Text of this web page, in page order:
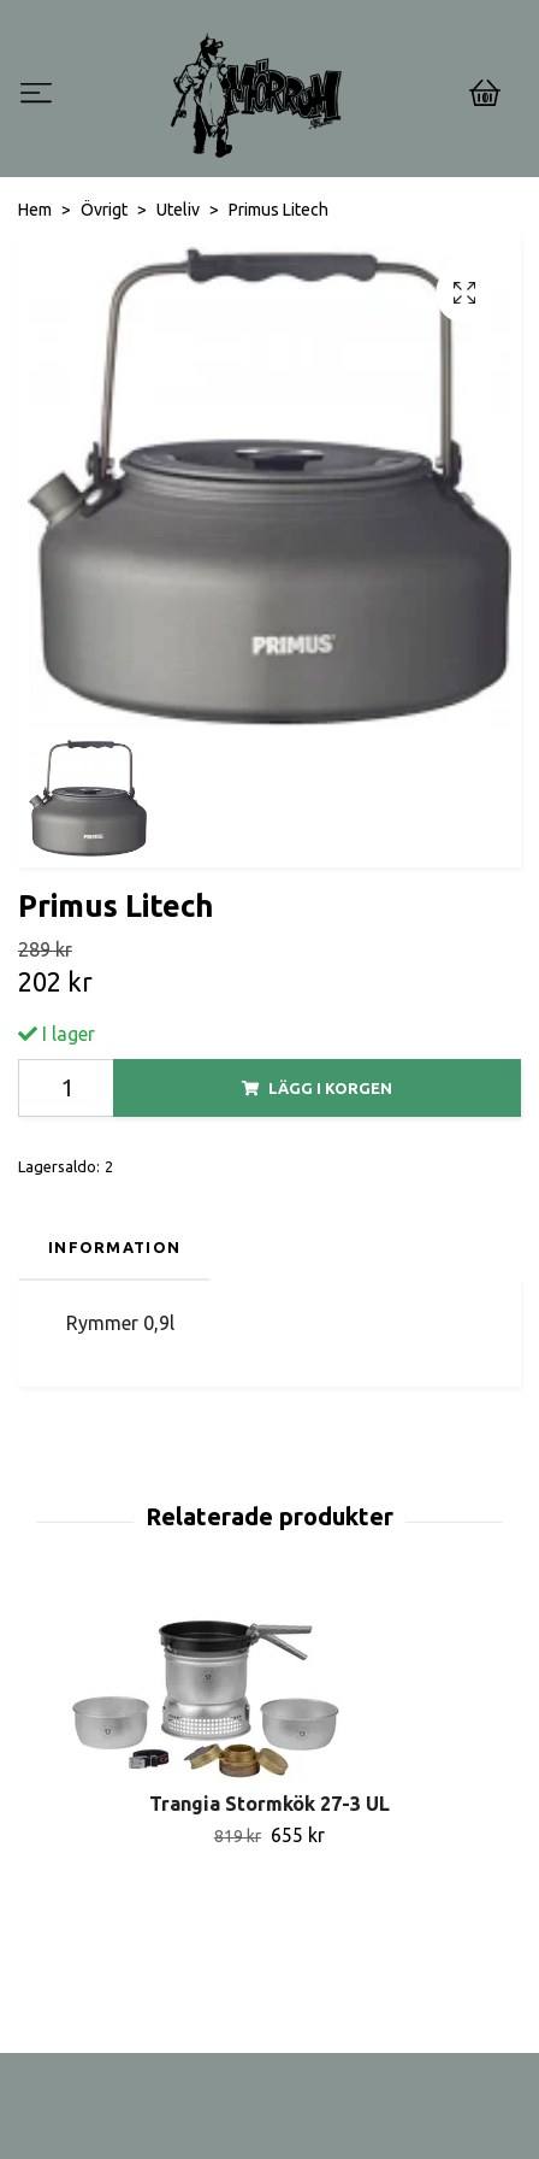
0
Hem Övrigt Uteliv Primus Litech
Primus Litech
289 kr
202 kr
I lager
LÄGG I KORGEN
Lagersaldo: 2
INFORMATION
Rymmer 0,9l
Trangia Stormkök 27-3 UL
819 kr 655 kr